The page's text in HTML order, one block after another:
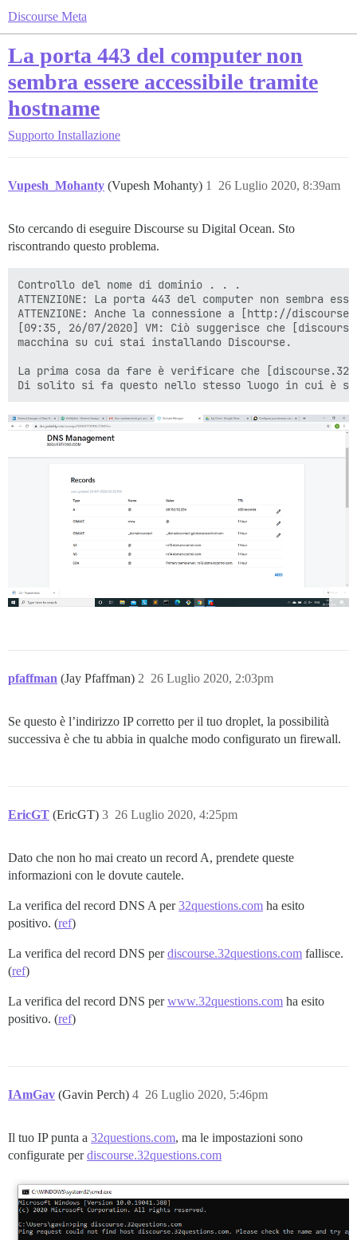
Discourse Meta
La porta 443 del computer non
sembra essere accessibile tramite
hostname
Supporto Installazione
Vupesh_Mohanty (Vupesh Mohanty) 26 Luglio 2020, 8:39am
1
Sto cercando di eseguire Discourse su Digital Ocean. Sto
riscontrando questo problema.
Controllo del nome di dominio . . .
ATTENZIONE: La porta 443 del computer non
ATTENZIONE: Anche la connessione a [http://
[09:35, 26/07/2020] VM: Ciò suggerisce che
macchina su cui stai installando Discourse.
La prima cosa da fare è verificare che
pfaffman (Jay Pfaffman) 26 Luglio 2020, 2:03pm
2
Se questo è l’indirizzo IP corretto per il tuo droplet, la possibilità
successiva è che tu abbia in qualche modo configurato un firewall.
EricGT (EricGT) 26 Luglio 2020, 4:25pm
3
Dato che non ho mai creato un record A, prendete queste
informazioni con le dovute cautele.
La verifica del record DNS A per32questions.com ha esito
positivo. (ref)
La verifica del record DNS perdiscourse.32questions.com fallisce.
(ref)
La verifica del record DNS perwww.32questions.com ha esito
positivo. (ref)
IAmGav (Gavin Perch) 26 Luglio 2020, 5:46pm
4
Il tuo IP punta a 32questions.com, ma le impostazioni sono
configurate perdiscourse.32questions.com